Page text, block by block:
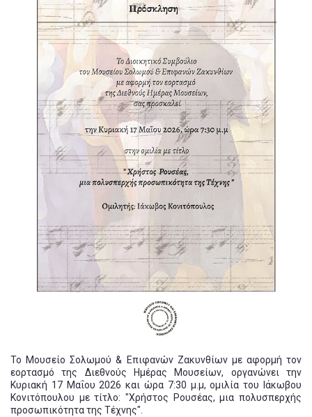
Το Μουσείο Σολωμού & Επιφανών Ζακυνθίων με αφορμή τον
εορτασμό της Διεθνούς Ημέρας Μουσείων, οργανώνει την
Κυριακή 17 Μαΐου 2026 και ώρα 7:30 μ.μ, ομιλία του Ιάκωβου
Κονιτόπουλου με τίτλο: "Χρήστος Ρουσέας, μια πολυσπερχής
προσωπικότητα της Τέχνης".